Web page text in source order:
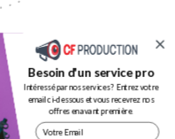
d’affaire
les ventes de 144%.
Besoin d'un service pro
Intéressé par nos services ? Entrez votre
email ci-dessous et vous recevrez nos
offres en avant première.